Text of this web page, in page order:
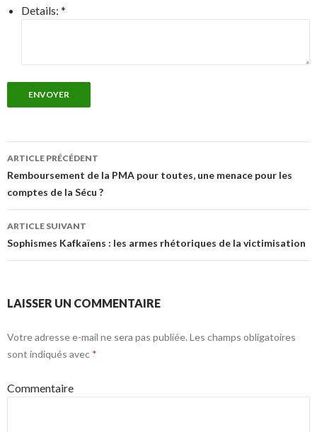
Details: *
ENVOYER
Navigation
des
articles
ARTICLE PRÉCÉDENT
Remboursement de la PMA pour toutes, une menace pour les
comptes de la Sécu ?
ARTICLE SUIVANT
Sophismes Kafkaïens : les armes rhétoriques de la victimisation
LAISSER UN COMMENTAIRE
Votre adresse e-mail ne sera pas publiée. Les champs obligatoires
sont indiqués avec *
Commentaire